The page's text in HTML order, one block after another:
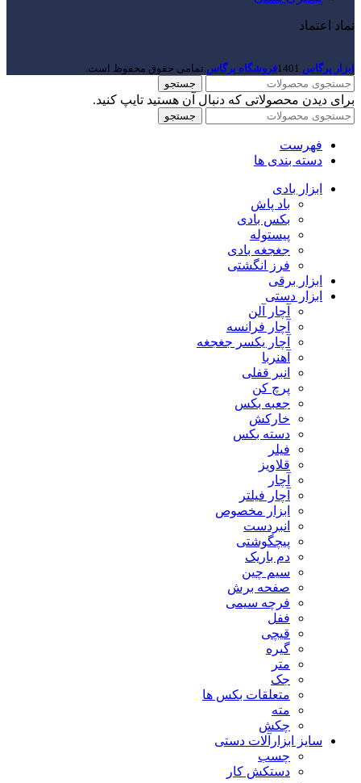
نماد اعتماد
ابزار پرگاس 1401فروشگاه پرگاس.تمامی حقوق محفوظ است.
جستجو
برای دیدن محصولاتی که دنبال آن هستید تایپ کنید.
جستجو
فهرست
دسته بندی ها
ابزار بادی
باد پاش
بکس بادی
پیستوله
جغجغه بادی
فرز انگشتی
ابزار برقی
ابزار دستی
آچار آلن
آچار فرانسه
آچار یکسر جغجغه
آهنربا
انبر قفلی
پرچ کن
جعبه بکس
خارکش
دسته بکس
فیلر
قلاویز
آچار
آچار فیلتر
ابزار مخصوص
انبردست
پیچگوشتی
دم باریک
سیم چین
صفحه برش
فرچه سیمی
ففل
قیچی
گیره
متر
جک
متعلقات بکس ها
مته
چکش
سایز ابزارآلات دستی
چسب
دستکش کار